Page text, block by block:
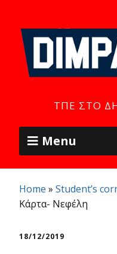
ΤΠΕ ΣΤΟ
Menu
Home » Student’s
Κάρτα- Νεφέλη
18/12/2019